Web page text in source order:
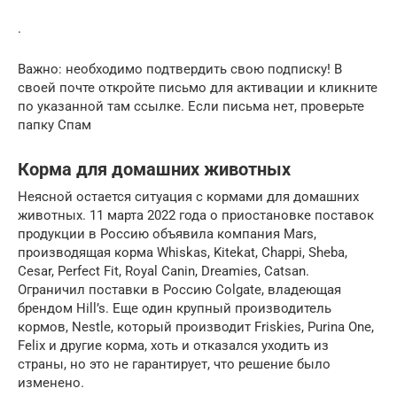
.
Важно: необходимо подтвердить свою подписку! В
своей почте откройте письмо для активации и кликните
по указанной там ссылке. Если письма нет, проверьте
папку Спам
Корма для домашних животных
Неясной остается ситуация с кормами для домашних
животных. 11 марта 2022 года о приостановке поставок
продукции в Россию объявила компания Mars,
производящая корма Whiskas, Kitekat, Chappi, Sheba,
Cesar, Perfect Fit, Royal Canin, Dreamies, Catsan.
Ограничил поставки в Россию Colgate, владеющая
брендом Hill’s. Еще один крупный производитель
кормов, Nestle, который производит Friskies, Purina One,
Felix и другие корма, хоть и отказался уходить из
страны, но это не гарантирует, что решение было
изменено.